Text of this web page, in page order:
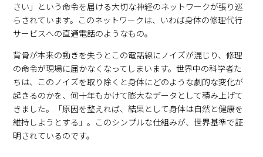
さい」という命令を届ける大切な神経のネットワークが張り巡
らされています。このネットワークは、いわば身体の修理代行
サービスへの直通電話のようなもの。
背骨が本来の動きを失うとこの電話線にノイズが混じり、修理
の命令が現場に届かなくなってしまいます。世界中の科学者た
ちは、このノイズを取り除くと身体にどのような劇的な変化が
起きるのかを、何十年もかけて膨大なデータとして積み上げて
きました。「原因を整えれば、結果として身体は自然と健康を
維持しようとする」。このシンプルな仕組みが、世界基準で証
明されているのです。